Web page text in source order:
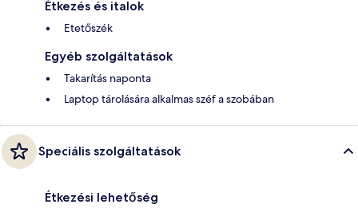
Étkezés és italok
Etetőszék
Egyéb szolgáltatások
Takarítás naponta
Laptop tárolására alkalmas széf a szobában
Speciális szolgáltatások
Étkezési lehetőség